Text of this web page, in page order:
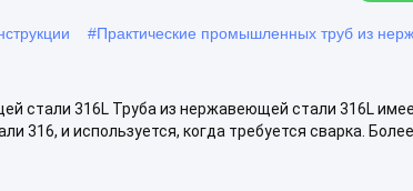
#Практические промышленных труб из
стали 316L Труба из нержавеющей стали 316L
316, и используется, когда требуется сварка. Более